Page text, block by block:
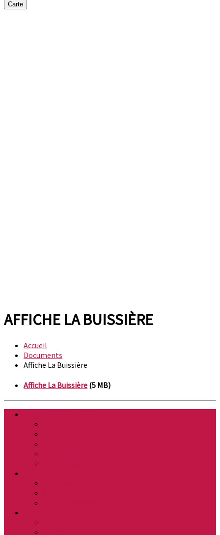
Carte
AFFICHE LA BUISSIÈRE
Accueil
Documents
Affiche La Buissière
Affiche La Buissière (5 MB)